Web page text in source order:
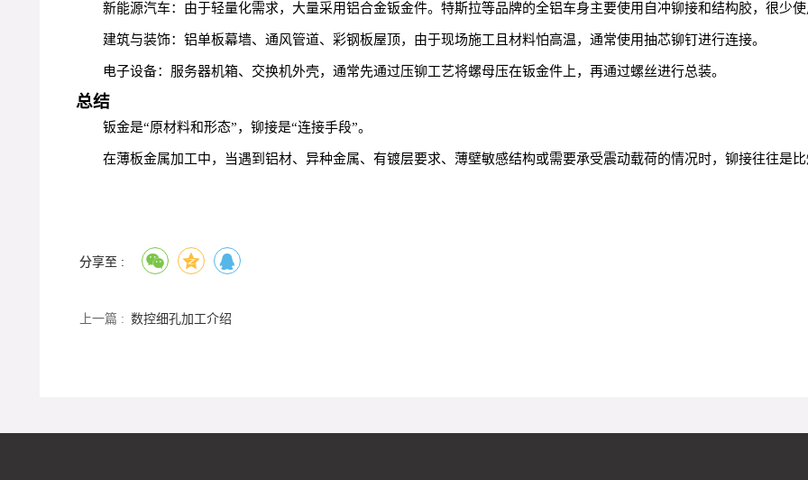
新能源汽车：由于轻量化需求，大量采用铝合金钣金件。特斯拉等品牌的全铝车身主要使用自冲铆接和结构胶，很少
建筑与装饰：铝单板幕墙、通风管道、彩钢板屋顶，由于现场施工且材料怕高温，通常使用抽芯铆钉进行连接。
电子设备：服务器机箱、交换机外壳，通常先通过压铆工艺将螺母压在钣金件上，再通过螺丝进行总装。
总结
钣金是“原材料和形态”，铆接是“连接手段”。
在薄板金属加工中，当遇到铝材、异种金属、有镀层要求、薄壁敏感结构或需要承受震动载荷的情况时，铆接往往是
分享至 :
上一篇 : 数控细孔加工介绍